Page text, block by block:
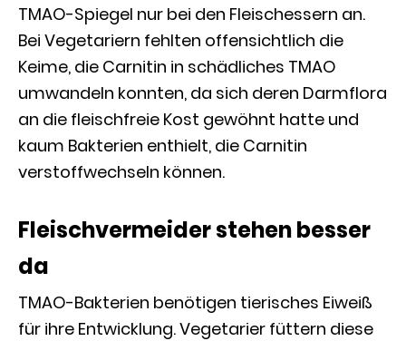
TMAO-Spiegel nur bei den Fleischessern an.
Bei Vegetariern fehlten offensichtlich die
Keime, die Carnitin in schädliches TMAO
umwandeln konnten, da sich deren Darmflora
an die fleischfreie Kost gewöhnt hatte und
kaum Bakterien enthielt, die Carnitin
verstoffwechseln können.
Fleischvermeider stehen besser
da
TMAO-Bakterien benötigen tierisches Eiweiß
für ihre Entwicklung. Vegetarier füttern diese